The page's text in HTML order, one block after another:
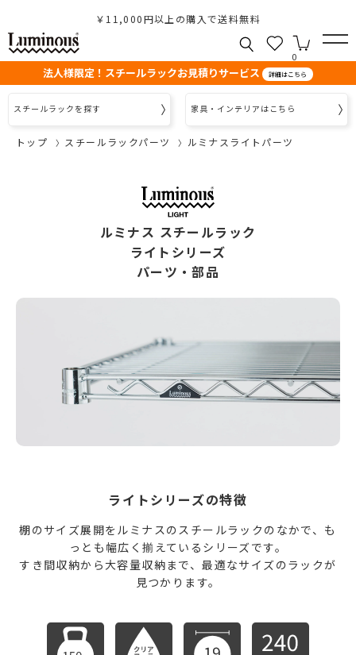
￥11,000円以上の購入で送料無料
0
法人様限定！スチールラックお見積りサービス 詳細はこちら
スチールラックを探す 家具・インテリアはこちら
トップ スチールラックパーツ ルミナスライトパーツ
ルミナス スチールラック
ライトシリーズ
パーツ・部品
ライトシリーズの特徴
棚のサイズ展開をルミナスのスチールラックのなかで、も
っとも幅広く揃えているシリーズです。
すき間収納から大容量収納まで、最適なサイズのラックが
見つかります。